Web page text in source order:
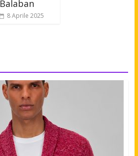
Balaban
8 Aprile 2025